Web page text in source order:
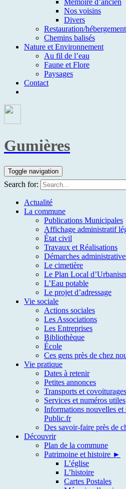
Nos voisins
Divers
Restauration/hébergement
Chemins balisés
Nature et Environnement
Au fil de l’eau
Faune et Flore
Paysages
Contact
Gumières
Toggle navigation
Search for:
Actualité
La commune
Publications Municipales
Affichage administratif
État civil
Travaux et Réalisations
Démarches
Le cimetière
Le Plan Local
L’Eau potable
Le projet d’adressage
Vie sociale
Actions sociales
Les Associations
Les Entreprises
Bibliothèque
École
Ces gens près de chez
Vie pratique
Dates à retenir
Petites annonces
Transports et covoiturages
Services et numéros utiles
Informations nouvelles et
Public.fr
Des savoir-faire près de
Découvrir
Plan de la commune
Patrimoine et histoire ►
L’église
L’histoire
Cartes Postales